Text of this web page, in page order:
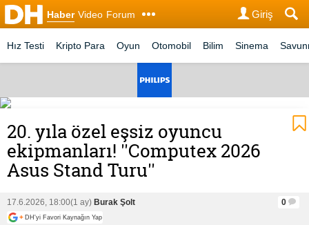
Haber Video Forum Giriş
Hız Testi Kripto Para Oyun Otomobil Bilim Sinema
20. yıla özel eşsiz oyuncu
ekipmanları! ''Computex 2026
Asus Stand Turu''
17.6.2026, 18:00(1 ay) Burak Şolt 0
+ DH'yi Favori Kaynağın Yap